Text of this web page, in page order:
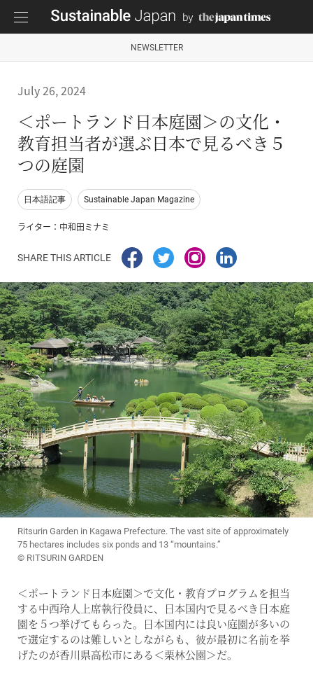
NEWSLETTER
July 26, 2024
＜ポートランド日本庭園＞の文化・
教育担当者が選ぶ日本で見るべき５
つの庭園
日本語記事 Sustainable Japan Magazine
ライター：中和田ミナミ
SHARE THIS ARTICLE
Ritsurin Garden in Kagawa Prefecture. The vast site of approximately
75 hectares includes six ponds and 13 “mountains.”
© RITSURIN GARDEN
＜ポートランド日本庭園＞で文化・教育プログラムを担当
する中西玲人上席執行役員に、日本国内で見るべき日本庭
園を５つ挙げてもらった。日本国内には良い庭園が多いの
で選定するのは難しいとしながらも、彼が最初に名前を挙
げたのが香川県高松市にある＜栗林公園＞だ。